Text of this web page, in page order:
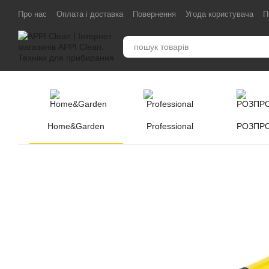
Перейти до основного контенту
Про нас Оплата і доставка Повернення Угода користувача
Home&Garden Professional